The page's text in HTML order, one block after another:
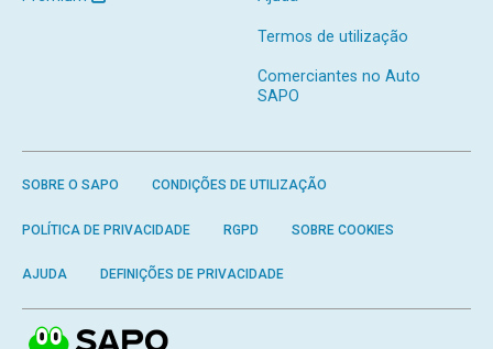
Termos de utilização
Comerciantes no Auto
SAPO
SOBRE O SAPO CONDIÇÕES DE UTILIZAÇÃO
POLÍTICA DE PRIVACIDADE RGPD SOBRE COOKIES
AJUDA DEFINIÇÕES DE PRIVACIDADE